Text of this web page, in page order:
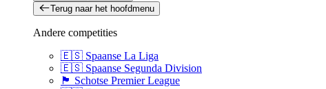
Terug naar het hoofdmenu
Andere competities
🇪🇸 Spaanse La Liga
🇪🇸 Spaanse Segunda Division
🏴󠁧󠁢󠁳󠁣󠁴󠁿 Schotse Premier League